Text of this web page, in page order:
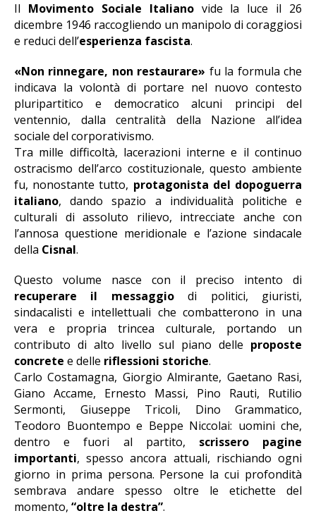
Il Movimento Sociale Italianovide la luce il 26
dicembre 1946 raccogliendo un manipolo di coraggiosi
e reduci dell’esperienza fascista.
«Non rinnegare, non restaurare» fu la formula che
indicava la volontà di portare nel nuovo contesto
pluripartitico e democratico alcuni principi del
ventennio, dalla centralità della Nazione all’idea
sociale del corporativismo.
Tra mille difficoltà, lacerazioni interne e il continuo
ostracismo dell’arco costituzionale, questo ambiente
fu, nonostante tutto, protagonista del dopoguerra
italiano, dando spazio a individualità politiche e
culturali di assoluto rilievo, intrecciate anche con
l’annosa questione meridionale e l’azione sindacale
della Cisnal.
Questo volume nasce con il preciso intento di
recuperare il messaggiodi politici, giuristi,
sindacalisti e intellettuali che combatterono in una
vera e propria trincea culturale, portando un
contributo di alto livello sul piano delle proposte
concrete e delle riflessioni storiche.
Carlo Costamagna, Giorgio Almirante, Gaetano Rasi,
Giano Accame, Ernesto Massi, Pino Rauti, Rutilio
Sermonti, Giuseppe Tricoli, Dino Grammatico,
Teodoro Buontempo e Beppe Niccolai: uomini che,
dentro e fuori al partito, scrissero pagine
importanti, spesso ancora attuali, rischiando ogni
giorno in prima persona. Persone la cui profondità
sembrava andare spesso oltre le etichette del
momento, “oltre la destra”.